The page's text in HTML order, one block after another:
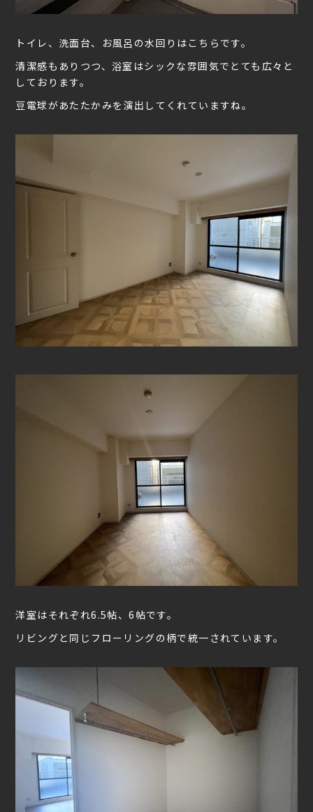
トイレ、洗面台、お風呂の水回りはこちらです。
清潔感もありつつ、浴室はシックな雰囲気でとても広々と
しております。
豆電球があたたかみを演出してくれていますね。
洋室はそれぞれ6.5帖、6帖です。
リビングと同じフローリングの柄で統一されています。